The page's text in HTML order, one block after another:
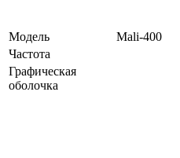
Модель
Mali-400
Частота
Графическая
оболочка